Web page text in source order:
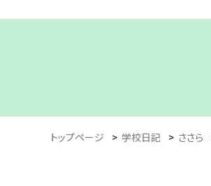
トップページ > 学校日記 > ささら